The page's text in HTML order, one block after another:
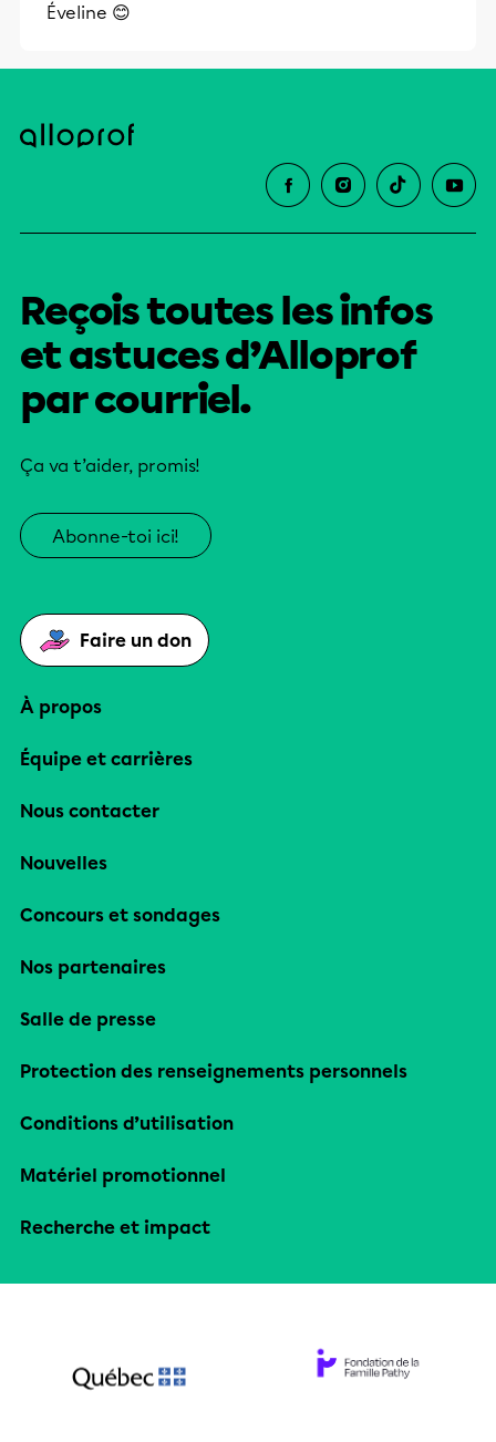
éducative.
Éveline 😊
Reçois toutes les infos
et astuces d’Alloprof
par courriel.
Ça va t’aider, promis!
Abonne-toi ici!
Faire un don
À propos
Équipe et carrières
Nous contacter
Nouvelles
Concours et sondages
Nos partenaires
Salle de presse
Protection des renseignements personnels
Conditions d’utilisation
Matériel promotionnel
Recherche et impact